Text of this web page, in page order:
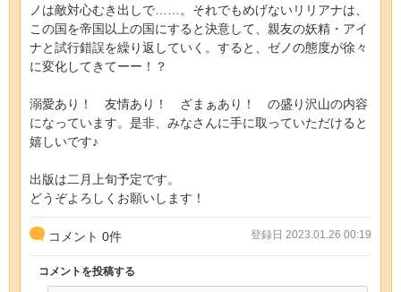
ノは敵対心むき出しで……。それでもめげないリリアナは、
この国を帝国以上の国にすると決意して、親友の妖精・アイ
ナと試行錯誤を繰り返していく。すると、ゼノの態度が徐々
に変化してきてーー！？
溺愛あり！ 友情あり！ ざまぁあり！ の盛り沢山の内容
になっています。是非、みなさんに手に取っていただけると
嬉しいです♪
出版は二月上旬予定です。
どうぞよろしくお願いします！
コメント 0件 登録日 2023.01.26 00:19
コメントを投稿する